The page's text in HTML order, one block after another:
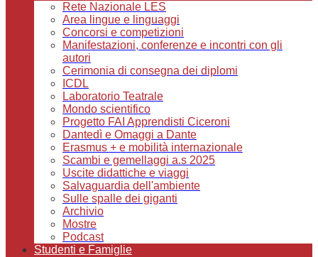
Rete Nazionale LES
Area lingue e linguaggi
Concorsi e competizioni
Manifestazioni, conferenze e incontri con gli
autori
Cerimonia di consegna dei diplomi
ICDL
Laboratorio Teatrale
Mondo scientifico
Progetto FAI Apprendisti Ciceroni
Dantedì e Omaggi a Dante
Erasmus + e mobilità internazionale
Scambi e gemellaggi a.s 2025
Uscite didattiche e viaggi
Salvaguardia dell'ambiente
Sulle spalle dei giganti
Archivio
Mostre
Podcast
Studenti e Famiglie